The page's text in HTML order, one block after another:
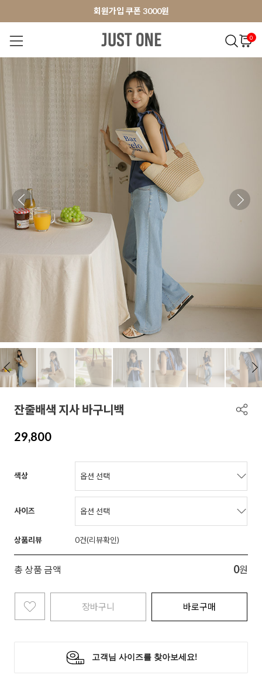
앱 다운로드 10% 할인쿠폰
회원가입 쿠폰 3000원
앱 다운로드 10% 할인쿠폰
0
BEST 오늘출발 MADE . J
잔줄배색 지사 바구니백
29,800
색상
사이즈
상품리뷰 0
총 상품 금액 0원
장바구니 바로구매